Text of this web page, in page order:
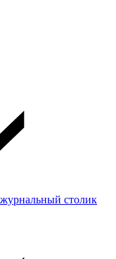
столик